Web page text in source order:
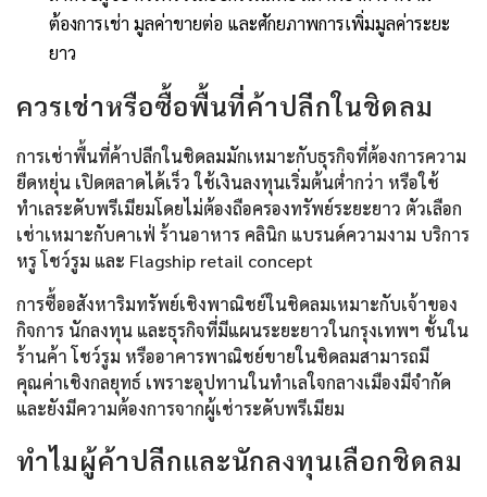
ต้องการเช่า มูลค่าขายต่อ และศักยภาพการเพิ่มมูลค่าระยะ
ยาว
ควรเช่าหรือซื้อพื้นที่ค้าปลีกในชิดลม
การเช่าพื้นที่ค้าปลีกในชิดลมมักเหมาะกับธุรกิจที่ต้องการความ
ยืดหยุ่น เปิดตลาดได้เร็ว ใช้เงินลงทุนเริ่มต้นต่ำกว่า หรือใช้
ทำเลระดับพรีเมียมโดยไม่ต้องถือครองทรัพย์ระยะยาว ตัวเลือก
เช่าเหมาะกับคาเฟ่ ร้านอาหาร คลินิก แบรนด์ความงาม บริการ
หรู โชว์รูม และ Flagship retail concept
การซื้ออสังหาริมทรัพย์เชิงพาณิชย์ในชิดลมเหมาะกับเจ้าของ
กิจการ นักลงทุน และธุรกิจที่มีแผนระยะยาวในกรุงเทพฯ ชั้นใน
ร้านค้า โชว์รูม หรืออาคารพาณิชย์ขายในชิดลมสามารถมี
คุณค่าเชิงกลยุทธ์ เพราะอุปทานในทำเลใจกลางเมืองมีจำกัด
และยังมีความต้องการจากผู้เช่าระดับพรีเมียม
ทำไมผู้ค้าปลีกและนักลงทุนเลือกชิดลม